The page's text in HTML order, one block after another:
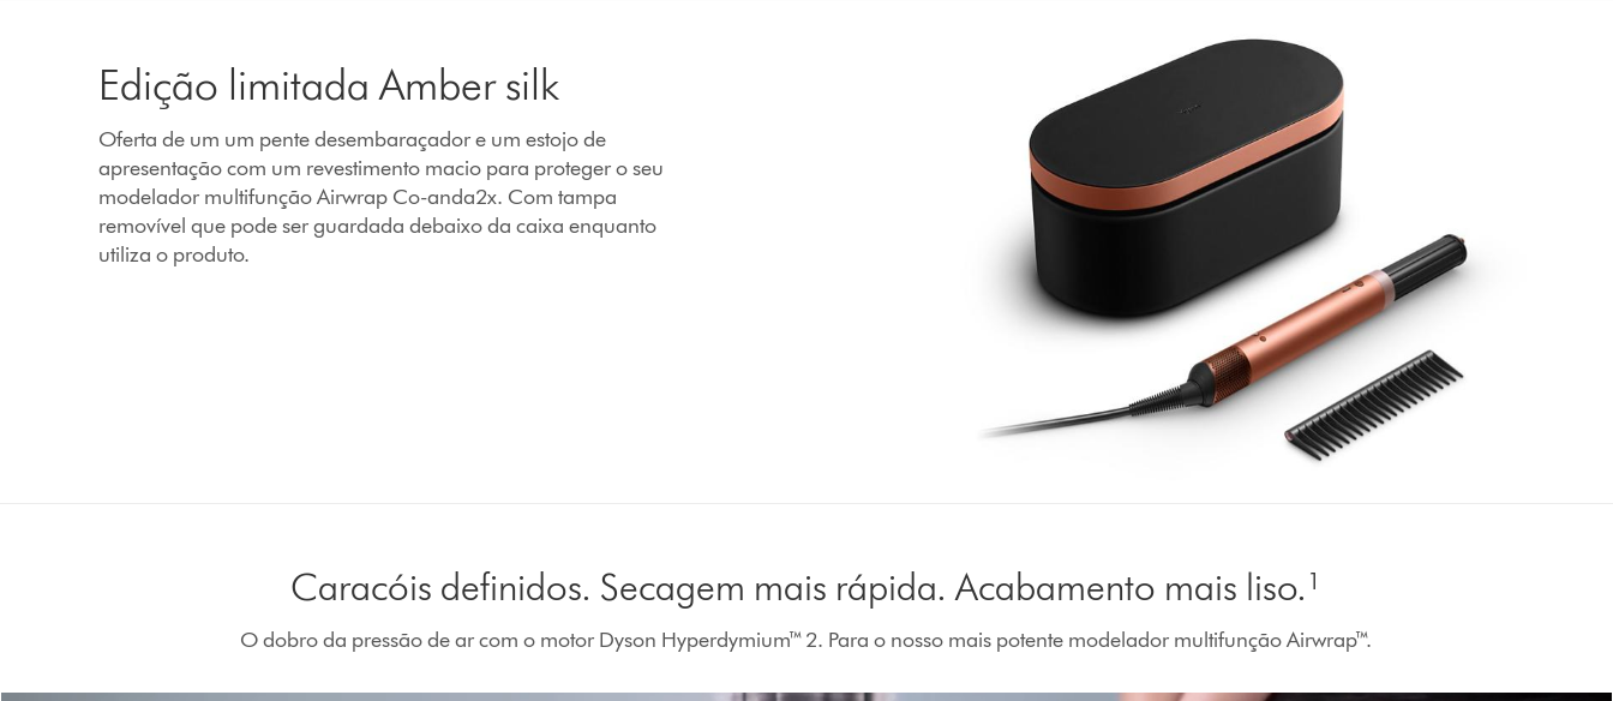
Edição limitada Amber silk
Oferta de um um pente desembaraçador e um estojo de
apresentação com um revestimento macio para proteger o seu
modelador multifunção Airwrap Co-anda2x. Com tampa
removível que pode ser guardada debaixo da caixa enquanto
utiliza o produto.
Caracóis definidos. Secagem mais rápida. Acabamento mais liso.¹
O dobro da pressão de ar com o motor Dyson Hyperdymium™ 2. Para o nosso mais potente modelador multifunção Airwrap™.